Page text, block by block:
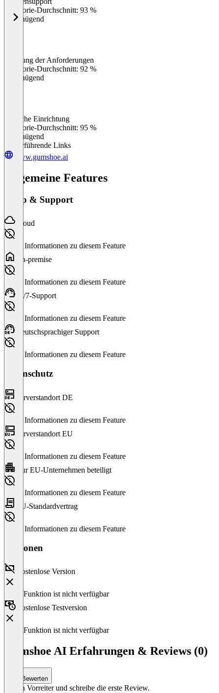
Kategorie-Durchschnitt: 93 %
Ungenügend
Erfüllung der Anforderungen
Kategorie-Durchschnitt: 92 %
Ungenügend
Einfache Einrichtung
Kategorie-Durchschnitt: 95 %
Ungenügend
Weiterführende Links
www.gumshoe.ai
Allgemeine Features
Setup & Support
Cloud
Keine Informationen zu diesem Feature
On-premise
Keine Informationen zu diesem Feature
24/7-Support
Keine Informationen zu diesem Feature
Deutschsprachiger Support
Keine Informationen zu diesem Feature
Datenschutz
Serverstandort DE
Keine Informationen zu diesem Feature
Serverstandort EU
Keine Informationen zu diesem Feature
Nur EU-Unternehmen beteiligt
Keine Informationen zu diesem Feature
EU-Standardvertrag
Keine Informationen zu diesem Feature
Versionen
Kostenlose Version
Diese Funktion ist nicht verfügbar
Kostenlose Testversion
Diese Funktion ist nicht verfügbar
Gumshoe AI Erfahrungen & Reviews (0)
Bewerten
Sei ein Vorreiter und schreibe die erste Review.